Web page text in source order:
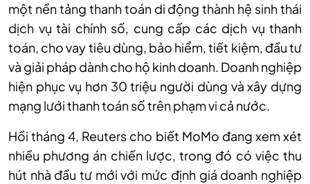
một nền tảng thanh toán di động thành hệ sinh thái
dịch vụ tài chính số, cung cấp các dịch vụ thanh
toán, cho vay tiêu dùng, bảo hiểm, tiết kiệm, đầu tư
và giải pháp dành cho hộ kinh doanh. Doanh nghiệp
hiện phục vụ hơn 30 triệu người dùng và xây dựng
mạng lưới thanh toán số trên phạm vi cả nước.
Hồi tháng 4, Reuters cho biết MoMo đang xem xét
nhiều phương án chiến lược, trong đó có việc thu
hút nhà đầu tư mới với mức định giá doanh nghiệp